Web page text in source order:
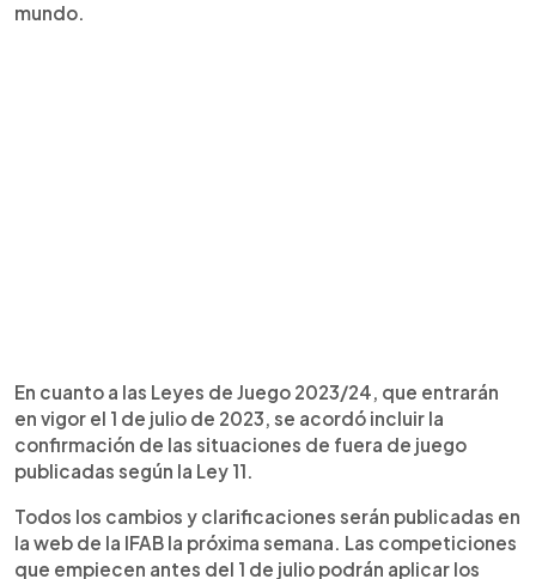
mundo.
En cuanto a las Leyes de Juego 2023/24, que entrarán
en vigor el 1 de julio de 2023, se acordó incluir la
confirmación de las situaciones de fuera de juego
publicadas según la Ley 11.
Todos los cambios y clarificaciones serán publicadas en
la web de la IFAB la próxima semana. Las competiciones
que empiecen antes del 1 de julio podrán aplicar los